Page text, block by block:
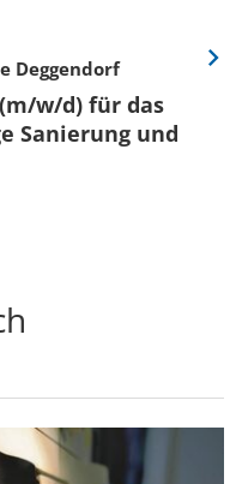
Deggendorf
w/d) für das
Sanierung und
Eine